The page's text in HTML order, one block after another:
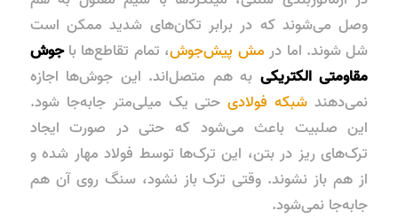
وصل می‌شوند که در برابر تکان‌های شدید ممکن است
شل شوند. اما در مش پیش‌جوش، تمام تقاطع‌ها باجوش
مقاومتی الکتریکی به هم متصل‌اند. این جوش‌ها اجازه
نمی‌دهند شبکه فولادیحتی یک میلی‌متر جابه‌جا شود.
این صلبیت باعث می‌شود که حتی در صورت ایجاد
ترک‌های ریز در بتن، این ترک‌ها توسط فولاد مهار شده و
از هم باز نشوند. وقتی ترک باز نشود، سنگ روی آن هم
جابه‌جا نمی‌شود.